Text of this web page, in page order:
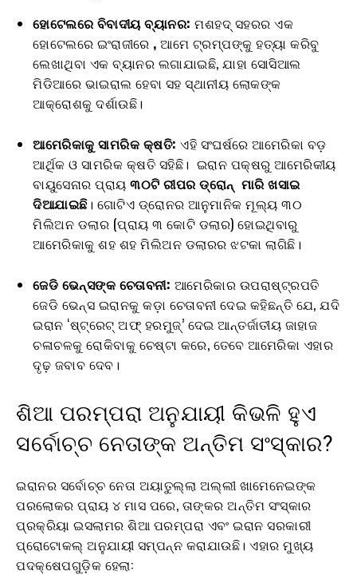
ହୋଟେଲରେ ବିବାଦୀୟ ବ୍ୟାନର: ମଶହଦ୍ ସହରର ଏକ
ହୋଟେଲରେ ଇଂରାଜୀରେ , ଆମେ ଟ୍ରମ୍ପଙ୍କୁ ହତ୍ୟା କରିବୁ
ଲେଖାଥିବା ଏକ ବ୍ୟାନର ଲଗାଯାଇଛି, ଯାହା ସୋସିଆଲ
ମିଡିଆରେ ଭାଇରାଲ ହେବା ସହ ସ୍ଥାନୀୟ ଲୋକଙ୍କ
ଆକ୍ରୋଶକୁ ଦର୍ଶାଉଛି।
ଆମେରିକାକୁ ସାମରିକ କ୍ଷତି: ଏହି ସଂଘର୍ଷରେ ଆମେରିକା ବଡ଼
ଆର୍ଥିକ ଓ ସାମରିକ କ୍ଷତି ସହିଛି। ଇରାନ ପକ୍ଷରୁ ଆମେରିକୀୟ
ବାୟୁସେନାର ପ୍ରାୟ ୩୦ଟି ରୀପର ଡ୍ରୋନ୍ ମାରି ଖସାଇ
ଦିଆଯାଇଛି। ଗୋଟିଏ ଡ୍ରୋନର ଆନୁମାନିକ ମୂଲ୍ୟ ୩୦
ମିଲିଅନ ଡଲାର (ପ୍ରାୟ ୩ କୋଟି ଡଲାର) ହୋଇଥିବାରୁ
ଆମେରିକାକୁ ଶହ ଶହ ମିଲିଅନ ଡଲାରର ଝଟକା ଲାଗିଛି।
ଜେଡି ଭେନ୍ସଙ୍କ ଚେତାବନୀ: ଆମେରିକାର ଉପରାଷ୍ଟ୍ରପତି
ଜେଡି ଭେନ୍ସ ଇରାନକୁ କଡ଼ା ଚେତାବନୀ ଦେଇ କହିଛନ୍ତି ଯେ, ଯଦି
ଇରାନ ‘ଷ୍ଟ୍ରେଟ୍ ଅଫ୍ ହରମୁଜ୍’ ଦେଇ ଆନ୍ତର୍ଜାତୀୟ ଜାହାଜ
ଚଳାଚଳକୁ ରୋକିବାକୁ ଚେଷ୍ଟା କରେ, ତେବେ ଆମେରିକା ଏହାର
ଦୃଢ଼ ଜବାବ ଦେବ।
ଶିଆ ପରମ୍ପରା ଅନୁଯାୟୀ କିଭଳି ହୁଏ
ସର୍ବୋଚ୍ଚ ନେତାଙ୍କ ଅନ୍ତିମ ସଂସ୍କାର?
ଇରାନର ସର୍ବୋଚ୍ଚ ନେତା ଅୟାତୁଲ୍ଲା ଅଲ୍ଲୀ ଖାମେନେଇଙ୍କ
ପରଲୋକର ପ୍ରାୟ ୪ ମାସ ପରେ, ତାଙ୍କର ଅନ୍ତିମ ସଂସ୍କାର
ପ୍ରକ୍ରିୟା ଇସଲାମର ଶିଆ ପରମ୍ପରା ଏବଂ ଇରାନ ସରକାରୀ
ପ୍ରୋଟୋକଲ୍ ଅନୁଯାୟୀ ସମ୍ପନ୍ନ କରାଯାଉଛି। ଏହାର ମୁଖ୍ୟ
ପଦକ୍ଷେପଗୁଡ଼ିକ ହେଲା: